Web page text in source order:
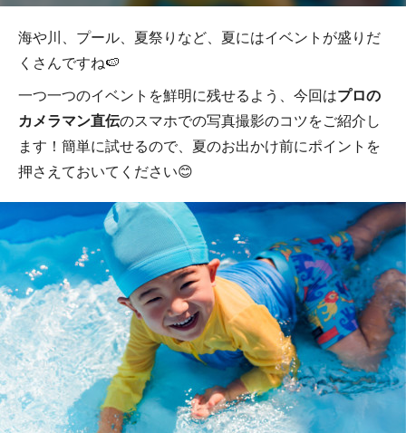
海や川、プール、夏祭りなど、夏にはイベントが盛りだ
くさんですね🍉
一つ一つのイベントを鮮明に残せるよう、今回はプロの
カメラマン直伝のスマホでの写真撮影のコツをご紹介し
ます！簡単に試せるので、夏のお出かけ前にポイントを
押さえておいてください😊